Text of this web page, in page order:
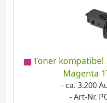
Toner kompatibel
Magenta
- ca. 3.200
- Art-Nr.